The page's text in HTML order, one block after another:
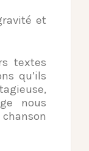
et
textes
qu’ils
nous